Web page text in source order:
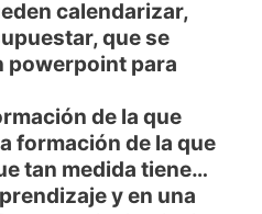
calendarizar,
que se
powerpoint para
de la que
formación de la que
tan medida tiene…
y en una